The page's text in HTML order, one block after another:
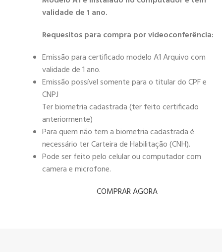
validade de 1 ano.
Requesitos para compra por videoconferência:
Emissão para certificado modelo A1 Arquivo com
validade de 1 ano.
Emissão possível somente para o titular do CPF e
CNPJ
Ter biometria cadastrada (ter feito certificado
anteriormente)
Para quem não tem a biometria cadastrada é
necessário ter Carteira de Habilitação (CNH).
Pode ser feito pelo celular ou computador com
camera e microfone.
COMPRAR AGORA